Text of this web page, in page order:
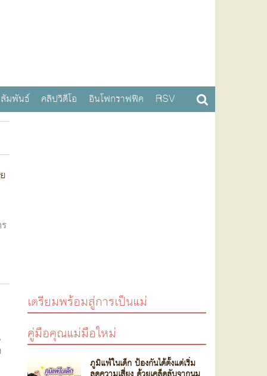
มพันธ์ คลิปวิดีโอ อินโฟกราฟฟิค RSV
เตรียมพร้อมสู่การเป็นแม่
คู่มือคุณแม่มือใหม่
ภูมิแพ้ในเด็ก ป้องกันได้ตั้งแต่เริ่ม